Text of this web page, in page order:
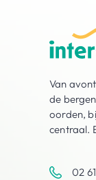
Van
de
oorden,
centraal.
02